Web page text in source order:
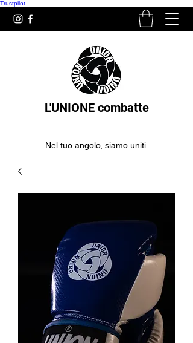
Trustpilot
L'UNIONE combatte
Nel tuo angolo, siamo uniti.